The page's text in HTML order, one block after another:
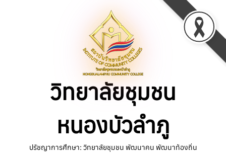
วิทยาลัยชุมชน
หนองบัวลำภู
ปรัชญาการศึกษา: วิทยาลัยชุมชน พัฒนาคน พัฒนาท้องถิ่น